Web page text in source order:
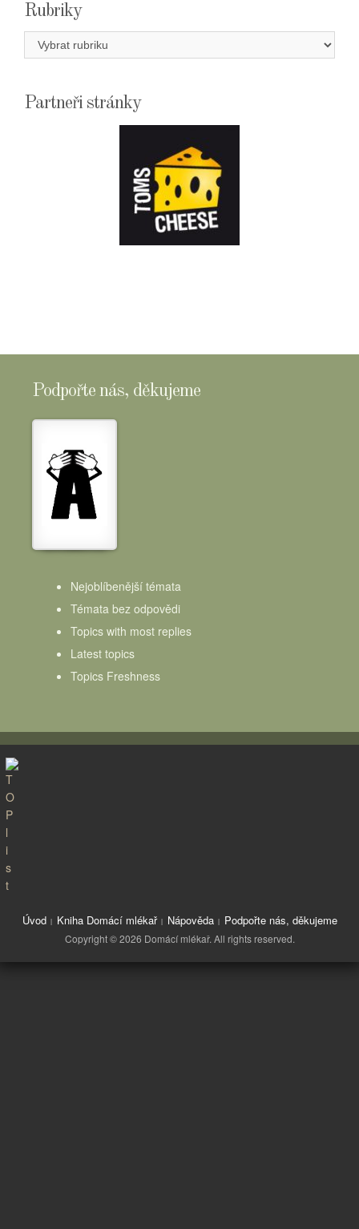
Rubriky
Rubriky
Partneři stránky
Podpořte nás, děkujeme
Nejoblíbenější témata
Témata bez odpovědi
Topics with most replies
Latest topics
Topics Freshness
Úvod Kniha Domácí mlékař Nápověda Podpořte nás, děkujeme
Copyright © 2026 Domácí mlékař. All rights reserved.